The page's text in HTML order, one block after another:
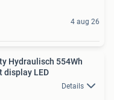
4 aug 26
Hydraulisch 554Wh
display LED
Details